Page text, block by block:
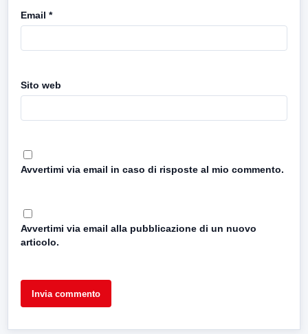
Email *
Sito web
Avvertimi via email in caso di risposte al mio commento.
Avvertimi via email alla pubblicazione di un nuovo
articolo.